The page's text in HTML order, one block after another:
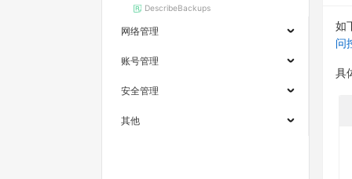
DescribeBackups
网络管理
账号管理
安全管理
其他
如
问
具